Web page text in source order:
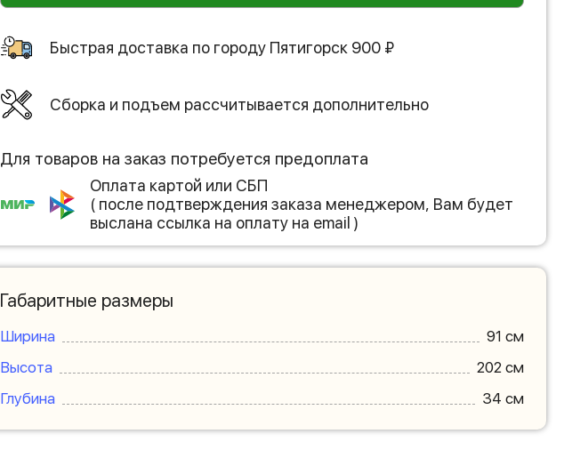
Быстрая доставка по городу Пятигорск 900 ₽
Сборка и подъем рассчитывается дополнительно
Для товаров на заказ потребуется предоплата
Оплата картой или СБП
( после подтверждения заказа менеджером, Вам будет
выслана ссылка на оплату на email )
Габаритные размеры
Ширина
91 см
Высота
202 см
Глубина
34 см